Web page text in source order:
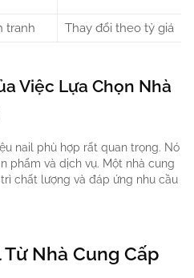
tranh Thay đổi theo tỷ giá
Việc Lựa Chọn Nhà
nail phù hợp rất quan trọng. Nó
phẩm và dịch vụ. Một nhà cung
chất lượng và đáp ứng nhu cầu
Nhà Cung Cấp